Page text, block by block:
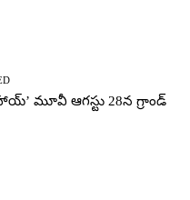
మూవీ ఆగస్టు 28న గ్రాండ్